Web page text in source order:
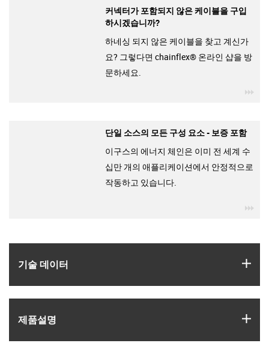
기술 데이터
제품­설명
커넥터가 포함되지 않은 케이블을 구입
하시겠습니까?
하네싱 되지 않은 케이블을 찾고 계신가
요? 그렇다면 chainflex® 온라인 샵을 방
문하세요.
단일 소스의 모든 구성 요소 - 보증 포함
이구스의 에너지 체인은 이미 전 세계 수
십만 개의 애플리케이션에서 안정적으로
작동하고 있습니다.